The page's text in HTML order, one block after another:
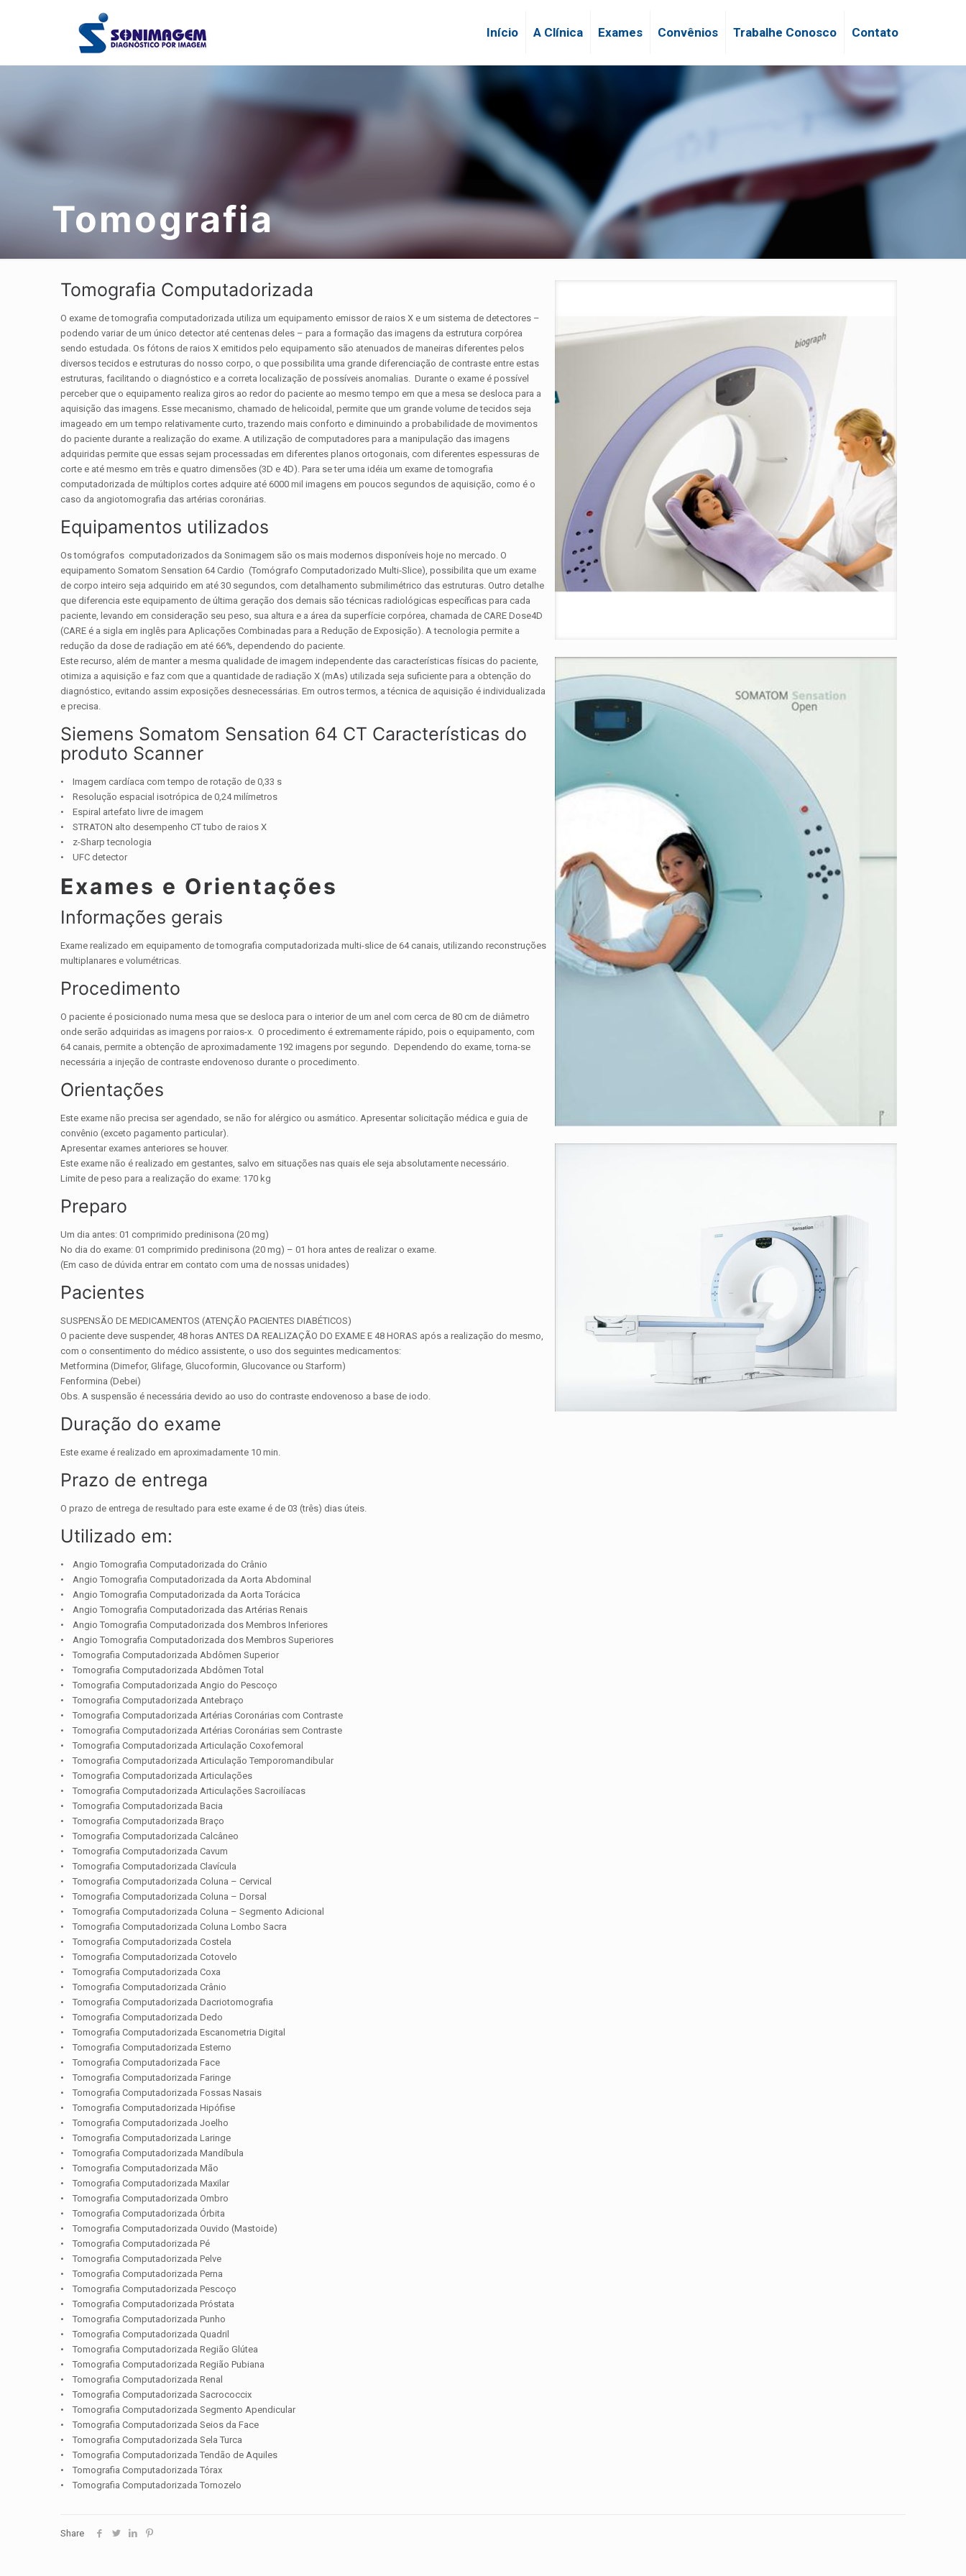
Início A Clínica Exames Convênios Trabalhe Conosco Contato
Tomografia
Tomografia Computadorizada
O exame de tomografia computadorizada utiliza um equipamento emissor de raios X e um sistema de detectores –
podendo variar de um único detector até centenas deles – para a formação das imagens da estrutura corpórea
sendo estudada. Os fótons de raios X emitidos pelo equipamento são atenuados de maneiras diferentes pelos
diversos tecidos e estruturas do nosso corpo, o que possibilita uma grande diferenciação de contraste entre estas
estruturas, facilitando o diagnóstico e a correta localização de possíveis anomalias. Durante o exame é possível
perceber que o equipamento realiza giros ao redor do paciente ao mesmo tempo em que a mesa se desloca para a
aquisição das imagens. Esse mecanismo, chamado de helicoidal, permite que um grande volume de tecidos seja
imageado em um tempo relativamente curto, trazendo mais conforto e diminuindo a probabilidade de movimentos
do paciente durante a realização do exame. A utilização de computadores para a manipulação das imagens
adquiridas permite que essas sejam processadas em diferentes planos ortogonais, com diferentes espessuras de
corte e até mesmo em três e quatro dimensões (3D e 4D). Para se ter uma idéia um exame de tomografia
computadorizada de múltiplos cortes adquire até 6000 mil imagens em poucos segundos de aquisição, como é o
caso da angiotomografia das artérias coronárias.
Equipamentos utilizados
Os tomógrafos computadorizados da Sonimagem são os mais modernos disponíveis hoje no mercado. O
equipamento Somatom Sensation 64 Cardio (Tomógrafo Computadorizado Multi-Slice), possibilita que um exame
de corpo inteiro seja adquirido em até 30 segundos, com detalhamento submilimétrico das estruturas. Outro detalhe
que diferencia este equipamento de última geração dos demais são técnicas radiológicas específicas para cada
paciente, levando em consideração seu peso, sua altura e a área da superfície corpórea, chamada de CARE Dose4D
(CARE é a sigla em inglês para Aplicações Combinadas para a Redução de Exposição). A tecnologia permite a
redução da dose de radiação em até 66%, dependendo do paciente.
Este recurso, além de manter a mesma qualidade de imagem independente das características físicas do paciente,
otimiza a aquisição e faz com que a quantidade de radiação X (mAs) utilizada seja suficiente para a obtenção do
diagnóstico, evitando assim exposições desnecessárias. Em outros termos, a técnica de aquisição é individualizada
e precisa.
Siemens Somatom Sensation 64 CT Características do
produto Scanner
• Imagem cardíaca com tempo de rotação de 0,33 s
• Resolução espacial isotrópica de 0,24 milímetros
• Espiral artefato livre de imagem
• STRATON alto desempenho CT tubo de raios X
• z-Sharp tecnologia
• UFC detector
Exames e Orientações
Informações gerais
Exame realizado em equipamento de tomografia computadorizada multi-slice de 64 canais, utilizando reconstruções
multiplanares e volumétricas.
Procedimento
O paciente é posicionado numa mesa que se desloca para o interior de um anel com cerca de 80 cm de diâmetro
onde serão adquiridas as imagens por raios-x. O procedimento é extremamente rápido, pois o equipamento, com
64 canais, permite a obtenção de aproximadamente 192 imagens por segundo. Dependendo do exame, torna-se
necessária a injeção de contraste endovenoso durante o procedimento.
Orientações
Este exame não precisa ser agendado, se não for alérgico ou asmático. Apresentar solicitação médica e guia de
convênio (exceto pagamento particular).
Apresentar exames anteriores se houver.
Este exame não é realizado em gestantes, salvo em situações nas quais ele seja absolutamente necessário.
Limite de peso para a realização do exame: 170 kg
Preparo
Um dia antes: 01 comprimido predinisona (20 mg)
No dia do exame: 01 comprimido predinisona (20 mg) – 01 hora antes de realizar o exame.
(Em caso de dúvida entrar em contato com uma de nossas unidades)
Pacientes
SUSPENSÃO DE MEDICAMENTOS (ATENÇÃO PACIENTES DIABÉTICOS)
O paciente deve suspender, 48 horas ANTES DA REALIZAÇÃO DO EXAME E 48 HORAS após a realização do mesmo,
com o consentimento do médico assistente, o uso dos seguintes medicamentos:
Metformina (Dimefor, Glifage, Glucoformin, Glucovance ou Starform)
Fenformina (Debei)
Obs. A suspensão é necessária devido ao uso do contraste endovenoso a base de iodo.
Duração do exame
Este exame é realizado em aproximadamente 10 min.
Prazo de entrega
O prazo de entrega de resultado para este exame é de 03 (três) dias úteis.
Utilizado em:
• Angio Tomografia Computadorizada do Crânio
• Angio Tomografia Computadorizada da Aorta Abdominal
• Angio Tomografia Computadorizada da Aorta Torácica
• Angio Tomografia Computadorizada das Artérias Renais
• Angio Tomografia Computadorizada dos Membros Inferiores
• Angio Tomografia Computadorizada dos Membros Superiores
• Tomografia Computadorizada Abdômen Superior
• Tomografia Computadorizada Abdômen Total
• Tomografia Computadorizada Angio do Pescoço
• Tomografia Computadorizada Antebraço
• Tomografia Computadorizada Artérias Coronárias com Contraste
• Tomografia Computadorizada Artérias Coronárias sem Contraste
• Tomografia Computadorizada Articulação Coxofemoral
• Tomografia Computadorizada Articulação Temporomandibular
• Tomografia Computadorizada Articulações
• Tomografia Computadorizada Articulações Sacroilíacas
• Tomografia Computadorizada Bacia
• Tomografia Computadorizada Braço
• Tomografia Computadorizada Calcâneo
• Tomografia Computadorizada Cavum
• Tomografia Computadorizada Clavícula
• Tomografia Computadorizada Coluna – Cervical
• Tomografia Computadorizada Coluna – Dorsal
• Tomografia Computadorizada Coluna – Segmento Adicional
• Tomografia Computadorizada Coluna Lombo Sacra
• Tomografia Computadorizada Costela
• Tomografia Computadorizada Cotovelo
• Tomografia Computadorizada Coxa
• Tomografia Computadorizada Crânio
• Tomografia Computadorizada Dacriotomografia
• Tomografia Computadorizada Dedo
• Tomografia Computadorizada Escanometria Digital
• Tomografia Computadorizada Esterno
• Tomografia Computadorizada Face
• Tomografia Computadorizada Faringe
• Tomografia Computadorizada Fossas Nasais
• Tomografia Computadorizada Hipófise
• Tomografia Computadorizada Joelho
• Tomografia Computadorizada Laringe
• Tomografia Computadorizada Mandíbula
• Tomografia Computadorizada Mão
• Tomografia Computadorizada Maxilar
• Tomografia Computadorizada Ombro
• Tomografia Computadorizada Órbita
• Tomografia Computadorizada Ouvido (Mastoide)
• Tomografia Computadorizada Pé
• Tomografia Computadorizada Pelve
• Tomografia Computadorizada Perna
• Tomografia Computadorizada Pescoço
• Tomografia Computadorizada Próstata
• Tomografia Computadorizada Punho
• Tomografia Computadorizada Quadril
• Tomografia Computadorizada Região Glútea
• Tomografia Computadorizada Região Pubiana
• Tomografia Computadorizada Renal
• Tomografia Computadorizada Sacrococcix
• Tomografia Computadorizada Segmento Apendicular
• Tomografia Computadorizada Seios da Face
• Tomografia Computadorizada Sela Turca
• Tomografia Computadorizada Tendão de Aquiles
• Tomografia Computadorizada Tórax
• Tomografia Computadorizada Tornozelo
Share